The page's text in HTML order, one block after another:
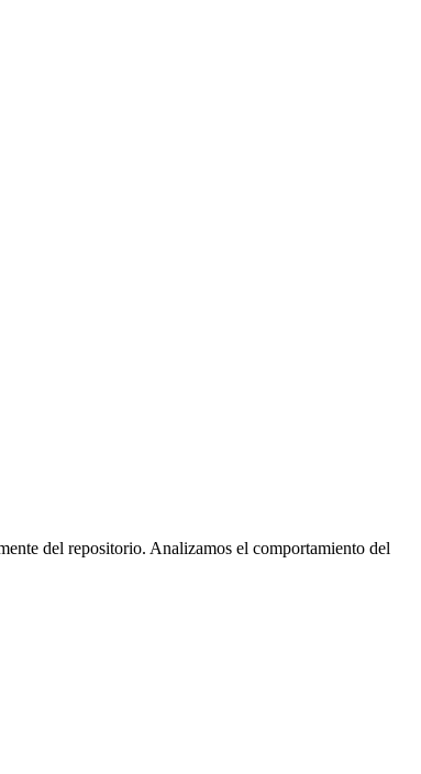
del repositorio. Analizamos el comportamiento del